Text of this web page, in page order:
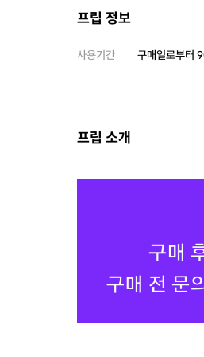
프립 정보
사용기간 구매일로부터
프립 소개